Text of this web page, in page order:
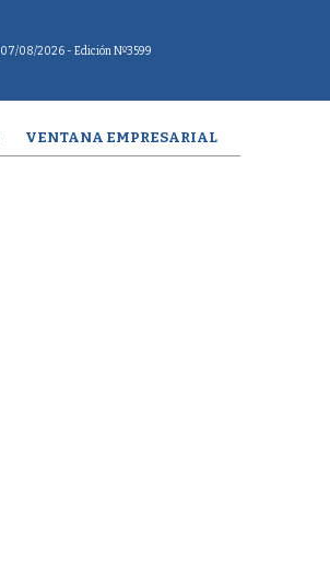
07/08/2026 - Edición Nº3599
VENTANA EMPRESARIAL